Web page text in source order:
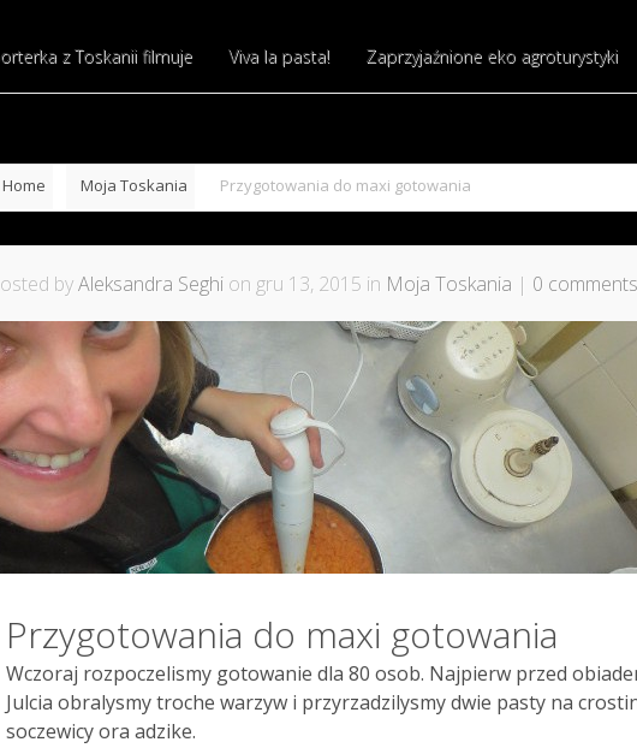
z Toskanii filmuje Viva la pasta! Zaprzyjaźnione eko agroturystyki
Home Moja Toskania Przygotowania do maxi gotowania
byAleksandra Seghi on gru 13, 2015 in Moja Toskania | 0 comments
Przygotowania do maxi gotowania
Wczoraj rozpoczelismy gotowanie dla 80 osob. Najpierw przed
Julcia obralysmy troche warzyw i przyrzadzilysmy dwie pasty na
soczewicy ora adzike.